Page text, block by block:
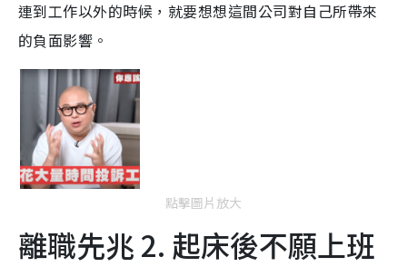
連到工作以外的時候，就要想想這間公司對自己所帶來
的負面影響。
點擊圖片放大
離職先兆 2. 起床後不願上班